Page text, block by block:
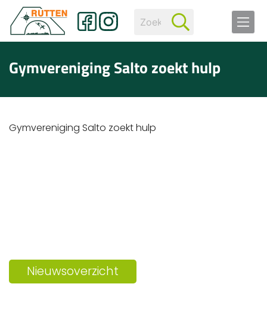
Gymvereniging Salto zoekt hulp
Gymvereniging Salto zoekt hulp
Nieuwsoverzicht